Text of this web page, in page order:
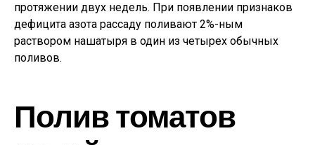
протяжении двух недель. При появлении признаков
дефицита азота рассаду поливают 2%-ным
раствором нашатыря в один из четырех обычных
поливов.
Полив томатов